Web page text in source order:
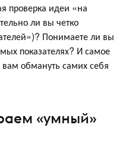
проверка идеи «на
ли вы четко
Понимаете ли вы
показателях? И самое
вам обмануть самих себя
«умный»